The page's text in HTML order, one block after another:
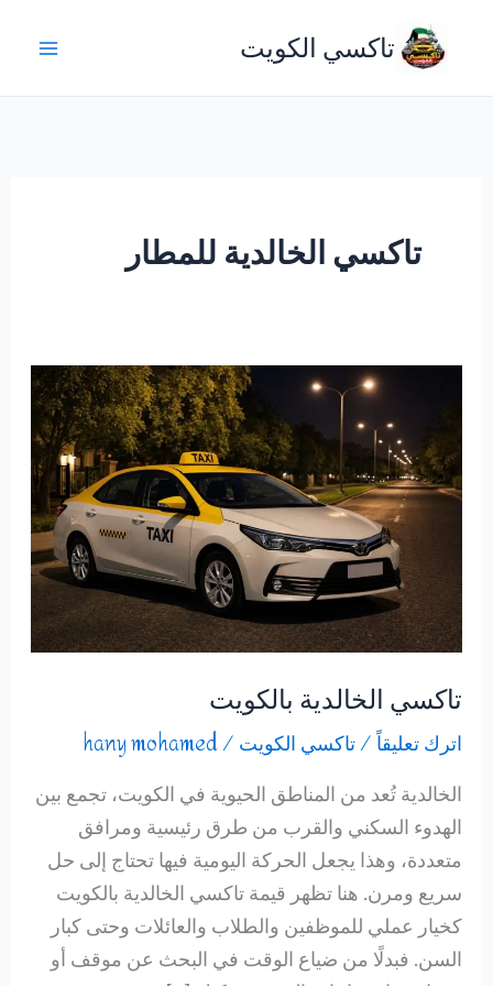
المحتوى
تاكسي الكويت
تاكسي الخالدية للمطار
تاكسي الخالدية بالكويت
اترك تعليقاً/تاكسي الكويت/
hany mohamed
الخالدية تُعد من المناطق الحيوية في الكويت، تجمع بين
الهدوء السكني والقرب من طرق رئيسية ومرافق
متعددة، وهذا يجعل الحركة اليومية فيها تحتاج إلى حل
سريع ومرن. هنا تظهر قيمة تاكسي الخالدية بالكويت
كخيار عملي للموظفين والطلاب والعائلات وحتى كبار
السن. فبدلًا من ضياع الوقت في البحث عن موقف أو